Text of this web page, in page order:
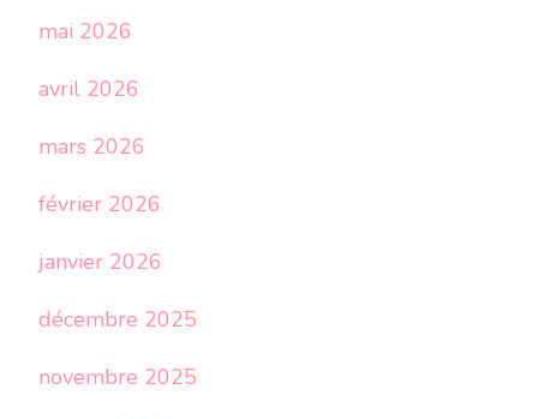
mai 2026
avril 2026
mars 2026
février 2026
janvier 2026
décembre 2025
novembre 2025